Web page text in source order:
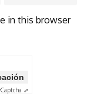
in this browser
Captcha ⇗